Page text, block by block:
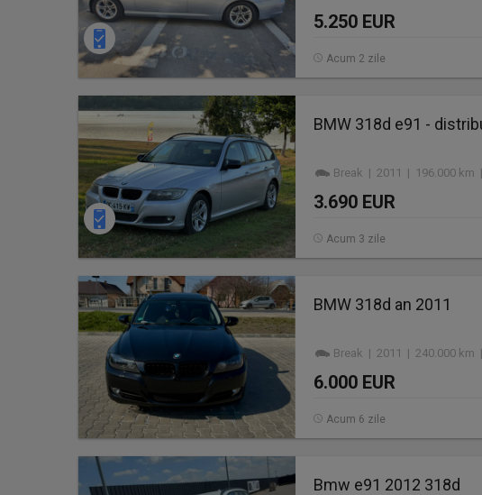
5.250 EUR
Acum 2 zile
BMW 318d e91 -
Break | 2011 | 196.000 km
3.690 EUR
Acum 3 zile
BMW 318d an 2011
Break | 2011 | 240.000 km
6.000 EUR
Acum 6 zile
Bmw e91 2012 318d